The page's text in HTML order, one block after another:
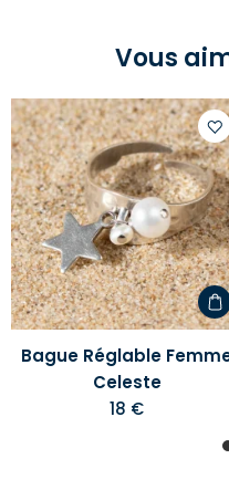
Vous
à
Bague Réglable
Celeste
18 €